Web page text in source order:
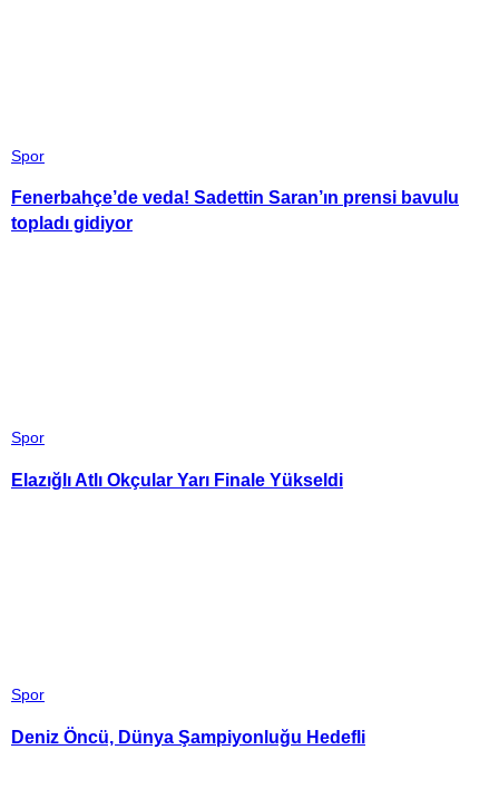
Spor
Fenerbahçe’de veda! Sadettin Saran’ın prensi bavulu
topladı gidiyor
Spor
Elazığlı Atlı Okçular Yarı Finale Yükseldi
Spor
Deniz Öncü, Dünya Şampiyonluğu Hedefli